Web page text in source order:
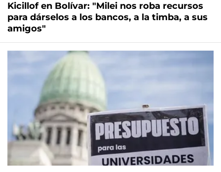
Kicillof en Bolívar: "Milei nos roba recursos
para dárselos a los bancos, a la timba, a sus
amigos"